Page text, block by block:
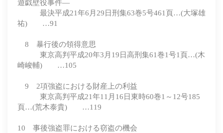
遊戯壁役事件―
最決平成21年6月29日刑集63巻5号461頁…(大塚雄
祐) …91
8 暴行後の領得意思
東京高判平成20年3月19日高刑集61巻1号1頁…(木
崎峻輔) …105
9 2項強盗における財産上の利益
東京高判平成21年11月16日東時60巻1～12号185
頁…(荒木泰貴) …119
10 事後強盗罪における窃盗の機会